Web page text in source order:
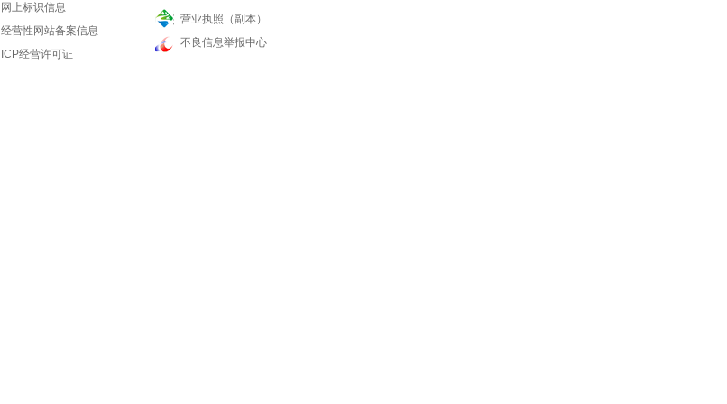
网上标识信息
经营性网站备案信息
ICP经营许可证
营业执照（副本）
不良信息举报中心